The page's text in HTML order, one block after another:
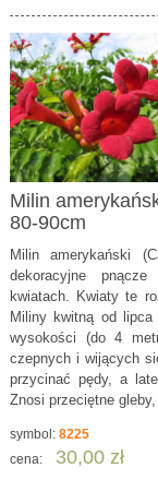
Milin
80-90cm
Milin amerykański
dekoracyjne
kwiatach. Kwiaty te
Miliny kwitną od
wysokości (do 4
czepnych i wijących
przycinać pędy, a
Znosi przeciętne
symbol: 8225
cena:
30,00 zł